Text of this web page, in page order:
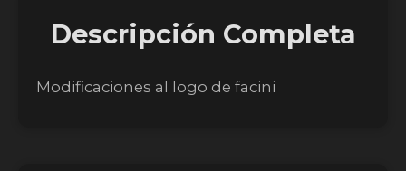
Descripción Completa
Modificaciones al logo de facini